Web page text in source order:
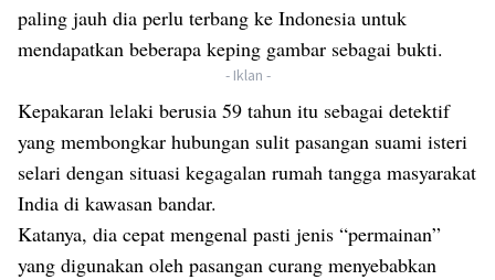
paling jauh dia perlu terbang ke Indonesia untuk
mendapatkan beberapa keping gambar sebagai bukti.
- Iklan -
Kepakaran lelaki berusia 59 tahun itu sebagai detektif
yang membongkar hubungan sulit pasangan suami isteri
selari dengan situasi kegagalan rumah tangga masyarakat
India di kawasan bandar.
Katanya, dia cepat mengenal pasti jenis “permainan”
yang digunakan oleh pasangan curang menyebabkan